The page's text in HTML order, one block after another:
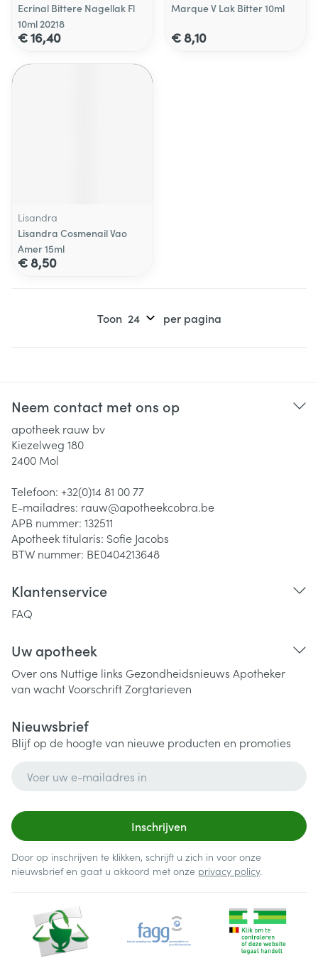
Ecrinal Bittere Nagellak Fl
10ml 20218
€ 16,40
Marque V Lak Bitter 10ml
€ 8,10
Lisandra
Lisandra Cosmenail Vao
Amer 15ml
€ 8,50
Toon per pagina
Neem contact met ons op
apotheek rauw bv
Kiezelweg 180
2400 Mol
Telefoon: +32(0)14 81 00 77
E-mailadres: rauw@apotheekcobra.be
APB nummer: 132511
Apotheek titularis: Sofie Jacobs
BTW nummer: BE0404213648
Klantenservice
FAQ
Uw apotheek
Over ons Nuttige links Gezondheidsnieuws Apotheker
van wachtVoorschriftZorgtarieven
Nieuwsbrief
Blijf op de hoogte van nieuwe producten en promoties
Inschrijven
Door op inschrijven te klikken, schrijft u zich in voor onze
nieuwsbrief en gaat u akkoord met onze privacy policy.